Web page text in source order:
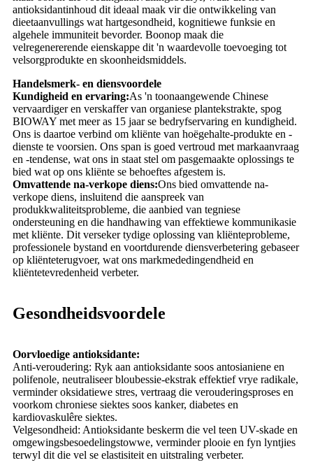
antioksidantinhoud dit ideaal maak vir die ontwikkeling van
dieetaanvullings wat hartgesondheid, kognitiewe funksie en
algehele immuniteit bevorder. Boonop maak die
velregenererende eienskappe dit 'n waardevolle toevoeging tot
velsorgprodukte en skoonheidsmiddels.
Handelsmerk- en diensvoordele
Kundigheid en ervaring:As 'n toonaangewende Chinese
vervaardiger en verskaffer van organiese plantekstrakte, spog
BIOWAY met meer as 15 jaar se bedryfservaring en kundigheid.
Ons is daartoe verbind om kliënte van hoëgehalte-produkte en -
dienste te voorsien. Ons span is goed vertroud met markaanvraag
en -tendense, wat ons in staat stel om pasgemaakte oplossings te
bied wat op ons kliënte se behoeftes afgestem is.
Omvattende na-verkope diens:Ons bied omvattende na-
verkope diens, insluitend die aanspreek van
produkkwaliteitsprobleme, die aanbied van tegniese
ondersteuning en die handhawing van effektiewe kommunikasie
met kliënte. Dit verseker tydige oplossing van kliënteprobleme,
professionele bystand en voortdurende diensverbetering gebaseer
op kliënteterugvoer, wat ons markmededingendheid en
kliëntetevredenheid verbeter.
Gesondheidsvoordele
Oorvloedige antioksidante:
Anti-veroudering: Ryk aan antioksidante soos antosianiene en
polifenole, neutraliseer bloubessie-ekstrak effektief vrye radikale,
verminder oksidatiewe stres, vertraag die verouderingsproses en
voorkom chroniese siektes soos kanker, diabetes en
kardiovaskulêre siektes.
Velgesondheid: Antioksidante beskerm die vel teen UV-skade en
omgewingsbesoedelingstowwe, verminder plooie en fyn lyntjies
terwyl dit die vel se elastisiteit en uitstraling verbeter.